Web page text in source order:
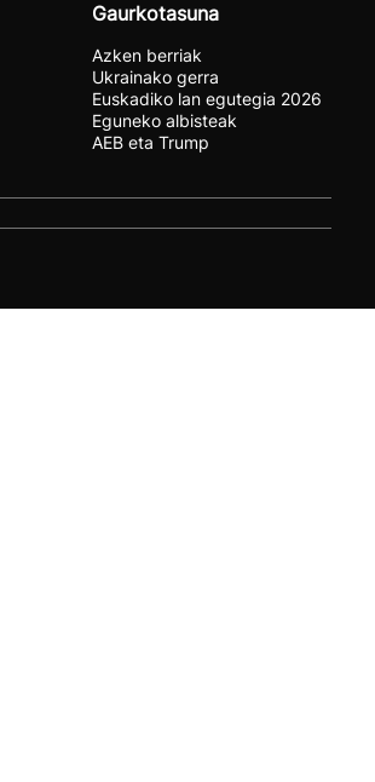
Gaurkotasuna
Azken berriak
Ukrainako gerra
Euskadiko lan egutegia 2026
Eguneko albisteak
AEB eta Trump